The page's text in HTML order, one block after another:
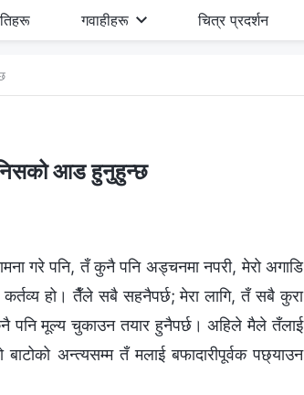
गवाहीहरू चित्र प्रदर्शन
आड हुनुहुन्छ
गरे पनि, तँ कुनै पनि अड्चनमा नपरी, मेरो अगाडि
कर्तव्य हो। तैँले सबै सहनैपर्छ; मेरा लागि, तँ सबै कुरा
पनि मूल्य चुकाउन तयार हुनैपर्छ। अहिले मैले तँलाई
अन्त्यसम्म तँ मलाई बफादारीपूर्वक पछ्याउन